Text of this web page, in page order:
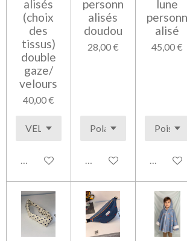
alisés
(choix
des
tissus)
double
gaze/
velours
40,00 €
Voir les détails
personn
alisés
doudou
28,00 €
Voir les détails
lune
personn
alisé
45,00 €
Voir les